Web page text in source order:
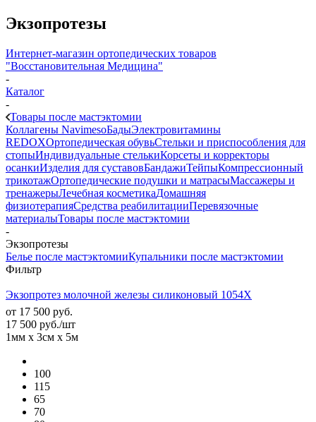
Экзопротезы
Интернет-магазин ортопедических товаров
"Восстановительная Медицина"
-
Каталог
-
Товары после мастэктомии
Коллагены NavimesoБадыЭлектровитамины
REDOXОртопедическая обувьСтельки и приспособления для
стопыИндивидуальные стелькиКорсеты и корректоры
осанкиИзделия для суставовБандажиТейпыКомпрессионный
трикотажОртопедические подушки и матрасыМассажеры и
тренажерыЛечебная косметикаДомашняя
физиотерапияСредства реабилитацииПеревязочные
материалыТовары после мастэктомии
-
Экзопротезы
Белье после мастэктомииКупальники после мастэктомии
Фильтр
Экзопротез молочной железы силиконовый 1054Х
от 17 500 руб.
17 500 руб./шт
1мм х 3см х 5м
100
115
65
70